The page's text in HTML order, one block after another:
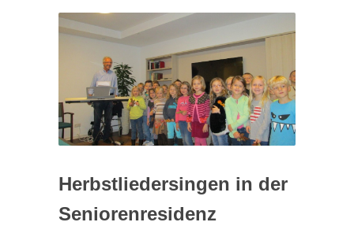
Herbstliedersingen in der
Seniorenresidenz